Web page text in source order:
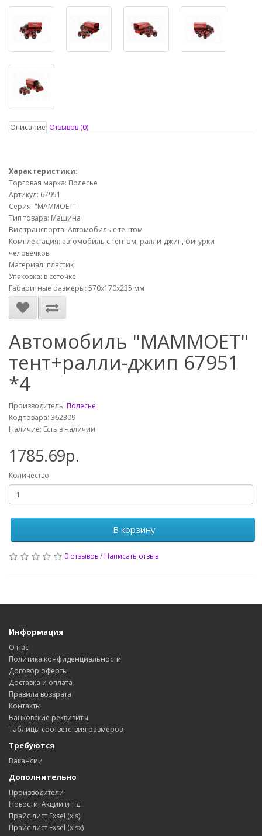
Описание Отзывов (0)
Характеристики:
Торговая марка: Полесье
Артикул: 67951
Серия: "МАММОЕТ"
Тип товара: Машина
Вид транспорта: Автомобиль с тентом
Комплектация: автомобиль с тентом, ралли-джип, фигурки
человечков
Материал: пластик
Упаковка: в сеточке
Габаритные размеры: 570х170х235 мм
Автомобиль "МАММОЕТ"
тент+ралли-джип 67951
*4
Производитель: Полесье
Код товара: 362309
Наличие: Есть в наличии
1785.69р.
Количество
В корзину
0 отзывов/Написать отзыв
Информация
О нас
Политика конфиденциальности
Договор оферты
Доставка и оплата
Правила возврата
Контакты
Банковские реквизиты
Таблицы соответствия размеров
Требуются
Вакансии
Дополнительно
Производители
Новости, Акции и т.д.
Прайс лист Exsel (xls)
Прайс лист Exsel (xlsx)